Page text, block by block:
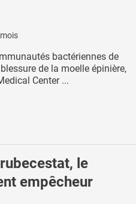
bactériennes de
de la moelle épinière,
Center ...
le
empêcheur